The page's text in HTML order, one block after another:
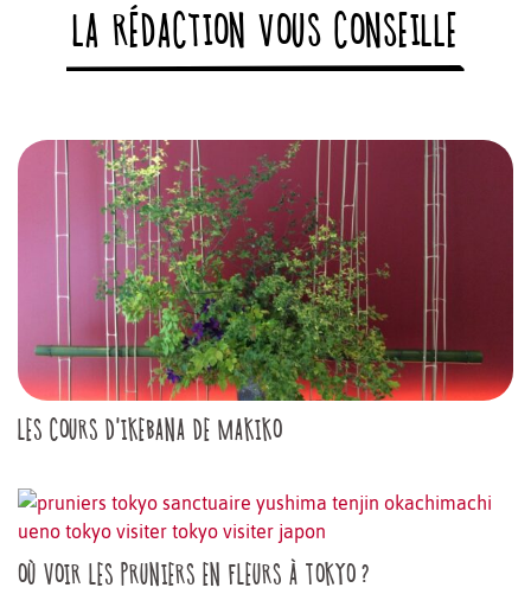
LA RÉDACTION VOUS CONSEILLE
LES COURS D'IKEBANA DE MAKIKO
OÙ VOIR LES PRUNIERS EN FLEURS À TOKYO ?